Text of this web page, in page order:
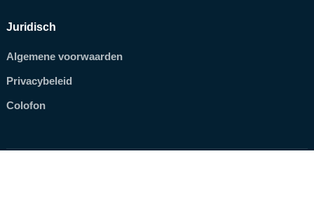
Juridisch
Algemene voorwaarden
Privacybeleid
Colofon